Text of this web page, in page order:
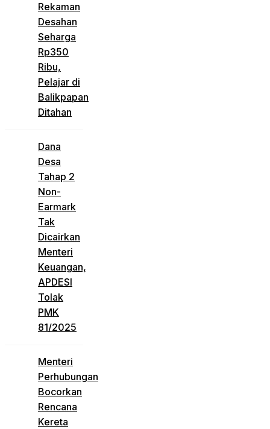
Rekaman
Desahan
Seharga
Rp350
Ribu,
Pelajar di
Balikpapan
Ditahan
Dana
Desa
Tahap 2
Non-
Earmark
Tak
Dicairkan
Menteri
Keuangan,
APDESI
Tolak
PMK
81/2025
Menteri
Perhubungan
Bocorkan
Rencana
Kereta